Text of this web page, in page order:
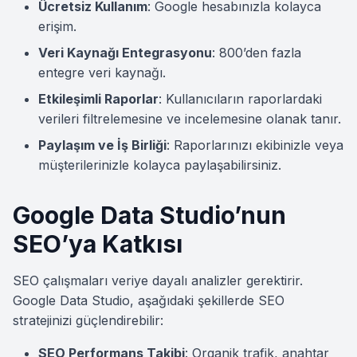
Ücretsiz Kullanım: Google hesabınızla kolayca
erişim.
Veri Kaynağı Entegrasyonu: 800’den fazla
entegre veri kaynağı.
Etkileşimli Raporlar: Kullanıcıların raporlardaki
verileri filtrelemesine ve incelemesine olanak tanır.
Paylaşım ve İş Birliği: Raporlarınızı ekibinizle veya
müşterilerinizle kolayca paylaşabilirsiniz.
Google Data Studio’nun
SEO’ya Katkısı
SEO çalışmaları veriye dayalı analizler gerektirir.
Google Data Studio, aşağıdaki şekillerde SEO
stratejinizi güçlendirebilir:
SEO Performans Takibi: Organik trafik, anahtar